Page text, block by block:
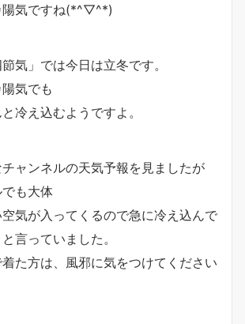
陽気ですね(*^▽^*)
気」では今日は立冬です。
気でも
冷え込むようですよ。
ャンネルの天気予報を見ましたが
も大体
空気が入ってくるので急に冷え込んで
言っていました。
た方は、風邪に気をつけてください